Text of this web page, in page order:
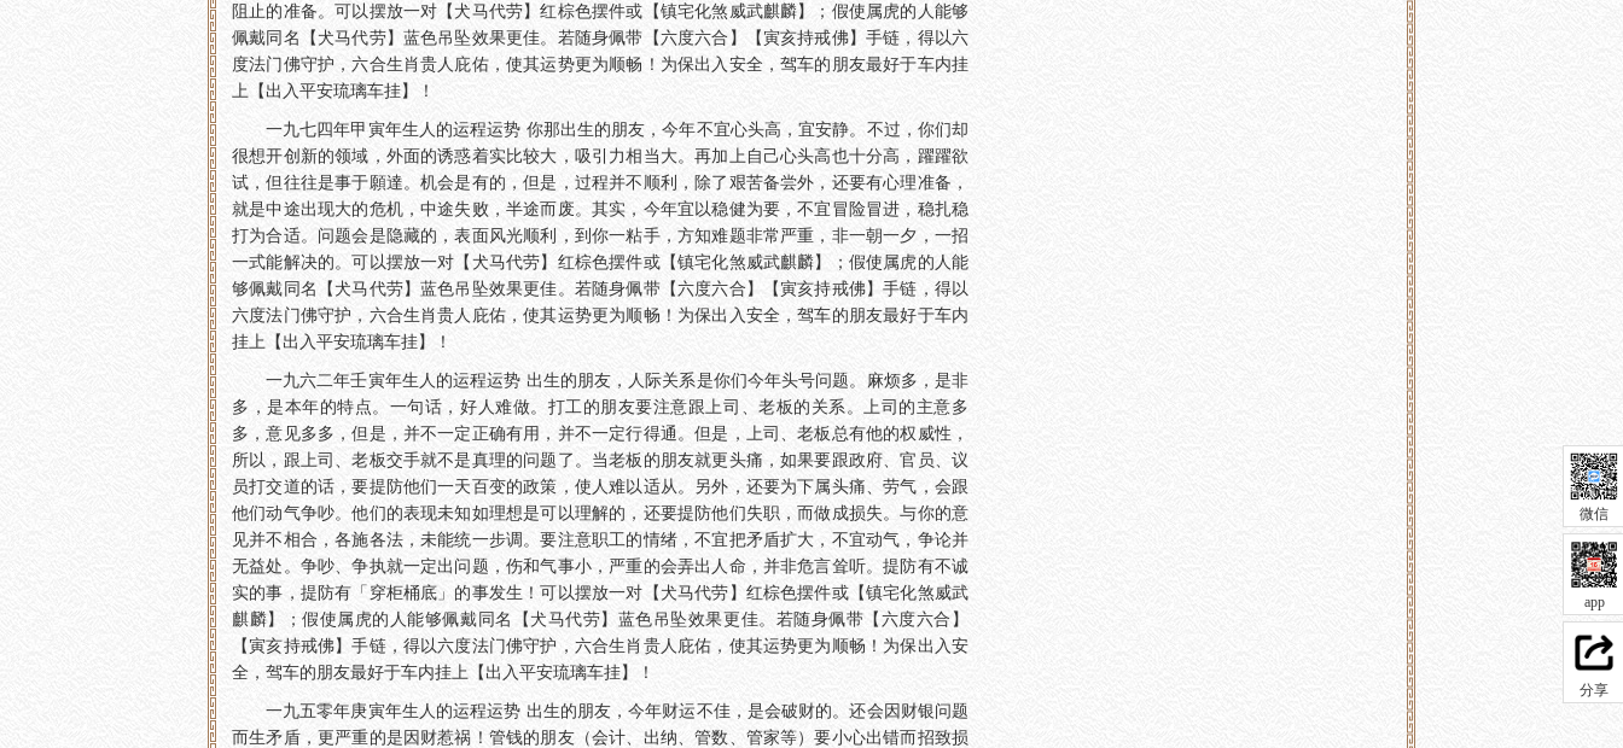
阻止的准备。可以摆放一对【犬马代劳】红棕色摆件或【镇宅化煞威武麒麟】；假使属虎的人能够
佩戴同名【犬马代劳】蓝色吊坠效果更佳。若随身佩带【六度六合】【寅亥持戒佛】手链，得以六
度法门佛守护，六合生肖贵人庇佑，使其运势更为顺畅！为保出入安全，驾车的朋友最好于车内挂
上【出入平安琉璃车挂】！
一九七四年甲寅年生人的运程运势 你那出生的朋友，今年不宜心头高，宜安静。不过，你们却
很想开创新的领域，外面的诱惑着实比较大，吸引力相当大。再加上自己心头高也十分高，躍躍欲
试，但往往是事于願達。机会是有的，但是，过程并不顺利，除了艰苦备尝外，还要有心理准备，
就是中途出现大的危机，中途失败，半途而废。其实，今年宜以稳健为要，不宜冒险冒进，稳扎稳
打为合适。问题会是隐藏的，表面风光顺利，到你一粘手，方知难题非常严重，非一朝一夕，一招
一式能解决的。可以摆放一对【犬马代劳】红棕色摆件或【镇宅化煞威武麒麟】；假使属虎的人能
够佩戴同名【犬马代劳】蓝色吊坠效果更佳。若随身佩带【六度六合】【寅亥持戒佛】手链，得以
六度法门佛守护，六合生肖贵人庇佑，使其运势更为顺畅！为保出入安全，驾车的朋友最好于车内
挂上【出入平安琉璃车挂】！
一九六二年壬寅年生人的运程运势 出生的朋友，人际关系是你们今年头号问题。麻烦多，是非
多，是本年的特点。一句话，好人难做。打工的朋友要注意跟上司、老板的关系。上司的主意多
多，意见多多，但是，并不一定正确有用，并不一定行得通。但是，上司、老板总有他的权威性，
所以，跟上司、老板交手就不是真理的问题了。当老板的朋友就更头痛，如果要跟政府、官员、议
员打交道的话，要提防他们一天百变的政策，使人难以适从。另外，还要为下属头痛、劳气，会跟
他们动气争吵。他们的表现未知如理想是可以理解的，还要提防他们失职，而做成损失。与你的意
见并不相合，各施各法，未能统一步调。要注意职工的情绪，不宜把矛盾扩大，不宜动气，争论并
无益处。争吵、争执就一定出问题，伤和气事小，严重的会弄出人命，并非危言耸听。提防有不诚
实的事，提防有「穿柜桶底」的事发生！可以摆放一对【犬马代劳】红棕色摆件或【镇宅化煞威武
麒麟】；假使属虎的人能够佩戴同名【犬马代劳】蓝色吊坠效果更佳。若随身佩带【六度六合】
【寅亥持戒佛】手链，得以六度法门佛守护，六合生肖贵人庇佑，使其运势更为顺畅！为保出入安
全，驾车的朋友最好于车内挂上【出入平安琉璃车挂】！
一九五零年庚寅年生人的运程运势 出生的朋友，今年财运不佳，是会破财的。还会因财银问题
而生矛盾，更严重的是因财惹祸！管钱的朋友（会计、出纳、管数、管家等）要小心出错而招致损
微信
app
分享